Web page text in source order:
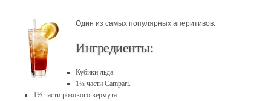
Один из самых популярных аперитивов.
Ингредиенты:
Кубики льда.
1½ части Campari.
1½ части розового вермута.